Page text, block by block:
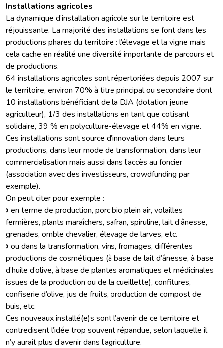
Installations agricoles
La dynamique d’installation agricole sur le territoire est
réjouissante. La majorité des installations se font dans les
productions phares du territoire : l’élevage et la vigne mais
cela cache en réalité une diversité importante de parcours et
de productions.
64 installations agricoles sont répertoriées depuis 2007 sur
le territoire, environ 70% à titre principal ou secondaire dont
10 installations bénéficiant de la DJA (dotation jeune
agriculteur), 1/3 des installations en tant que cotisant
solidaire, 39 % en polyculture-élevage et 44% en vigne.
Ces installations sont source d’innovation dans leurs
productions, dans leur mode de transformation, dans leur
commercialisation mais aussi dans l’accès au foncier
(association avec des investisseurs, crowdfunding par
exemple).
On peut citer pour exemple :
en terme de production, porc bio plein air, volailles
fermières, plants maraîchers, safran, spiruline, lait d’ânesse,
grenades, omble chevalier, élevage de larves, etc.
ou dans la transformation, vins, fromages, différentes
productions de cosmétiques (à base de lait d’ânesse, à base
d’huile d’olive, à base de plantes aromatiques et médicinales
issues de la production ou de la cueillette), confitures,
confiserie d’olive, jus de fruits, production de compost de
buis, etc.
Ces nouveaux installé(e)s sont l’avenir de ce territoire et
contredisent l’idée trop souvent répandue, selon laquelle il
n’y aurait plus d’avenir dans l’agriculture.